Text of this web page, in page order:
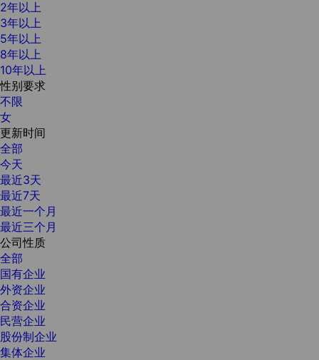
2年以上
3年以上
5年以上
8年以上
10年以上
性别要求
不限
女
更新时间
全部
今天
最近3天
最近7天
最近一个月
最近三个月
公司性质
全部
国有企业
外资企业
合资企业
民营企业
股份制企业
集体企业